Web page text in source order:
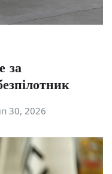
за
30, 2026